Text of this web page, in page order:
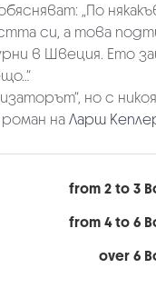
„По
си, а това
в Швеция. Ето
но с
наЛарш
from 2 to 3
from 4 to 6
over 6